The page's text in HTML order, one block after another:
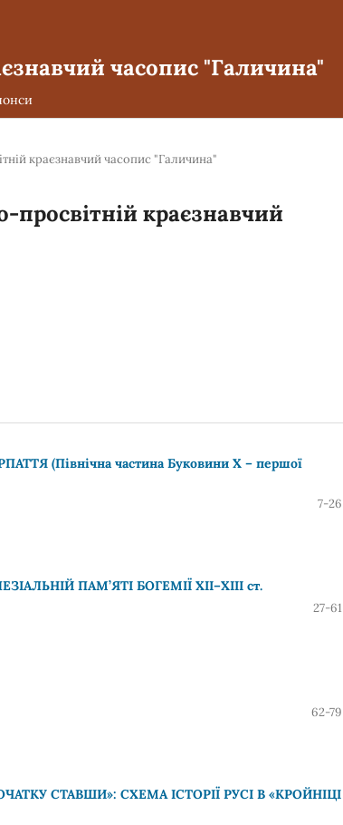
часопис "Галичина"
краєзнавчий часопис "Галичина"
просвітній краєзнавчий
(Північна частина Буковини Х – першої
7-26
ПАМ’ЯТІ БОГЕМІЇ ХІІ–ХІІІ ст.
27-61
62-79
СТАВШИ»: СХЕМА ІСТОРІЇ РУСІ В «КРОЙНІЦІ